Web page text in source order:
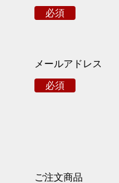
必須
メールアドレス
必須
ご注文商品